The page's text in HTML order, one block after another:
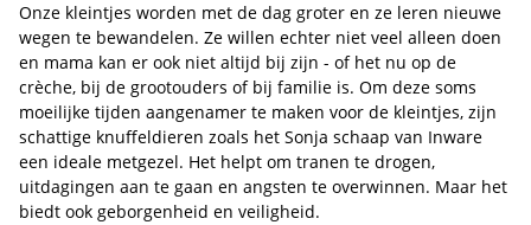
Onze kleintjes worden met de dag groter en ze leren nieuwe
wegen te bewandelen. Ze willen echter niet veel alleen doen
en mama kan er ook niet altijd bij zijn - of het nu op de
crèche, bij de grootouders of bij familie is. Om deze soms
moeilijke tijden aangenamer te maken voor de kleintjes, zijn
schattige knuffeldieren zoals het Sonja schaap van Inware
een ideale metgezel. Het helpt om tranen te drogen,
uitdagingen aan te gaan en angsten te overwinnen. Maar het
biedt ook geborgenheid en veiligheid.